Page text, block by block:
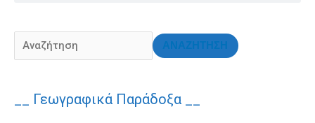
ΑΝΑΖΗΤΗΣΗ
__ Γεωγραφικά Παράδοξα __